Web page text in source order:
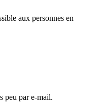
aux personnes en
peu par e-mail.